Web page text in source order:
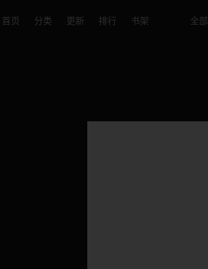
首页 分类 更新 排行 书架 全部